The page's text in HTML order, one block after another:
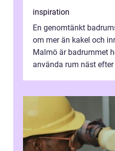
inspiration
En genomtänkt
om mer än kakel och
Malmö är badrummet
använda rum näst